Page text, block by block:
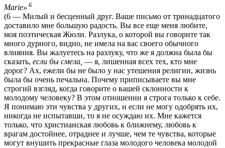
Marie» 6
(6 — Милый и бесценный друг. Ваше письмо от тринадцатого
доставило мне большую радость. Вы все еще меня любите,
моя поэтическая Жюли. Разлука, о которой вы говорите так
много дурного, видно, не имела на вас своего обычного
влияния. Вы жалуетесь на разлуку, что же я должна была бы
сказать, если бы смела, — я, лишенная всех тех, кто мне
дорог? Ах, ежели бы не было у нас утешения религии, жизнь
была бы очень печальна. Почему приписываете вы мне
строгий взгляд, когда говорите о вашей склонности к
молодому человеку? В этом отношении я строга только к себе.
Я понимаю эти чувства у других, и если не могу одобрять их,
никогда не испытавши, то я не осуждаю их. Мне кажется
только, что христианская любовь к ближнему, любовь к
врагам достойнее, отраднее и лучше, чем те чувства, которые
могут внушить прекрасные глаза молодого человека молодой